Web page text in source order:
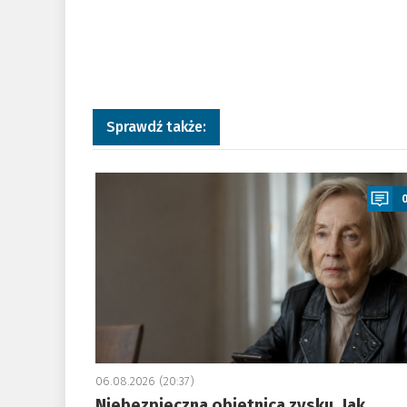
Sprawdź także:
a
06.08.2026 (20:37)